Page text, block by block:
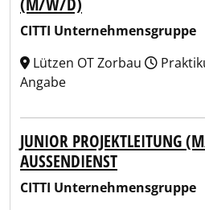
CITTI Unternehmensgruppe
Lützen OT Zorbau
Angabe
JUNIOR PROJEKTLEITUNG
AUSSENDIENST
CITTI Unternehmensgruppe